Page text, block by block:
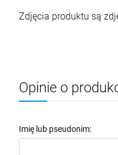
Zdjęcia produktu są
Opinie o
Imię lub pseudonim: